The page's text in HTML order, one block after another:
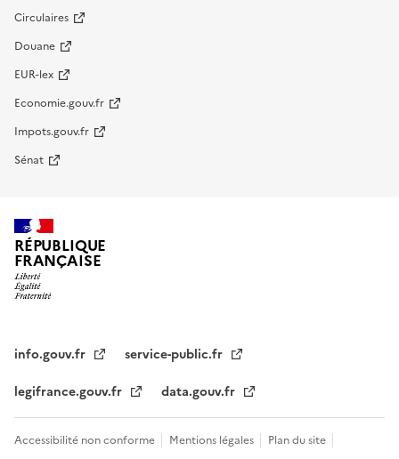
Circulaires
Douane
EUR-lex
Economie.gouv.fr
Impots.gouv.fr
Sénat
RÉPUBLIQUE
FRANÇAISE
info.gouv.fr
service-public.fr
legifrance.gouv.fr
data.gouv.fr
Accessibilité non conforme Mentions légales Plan du site